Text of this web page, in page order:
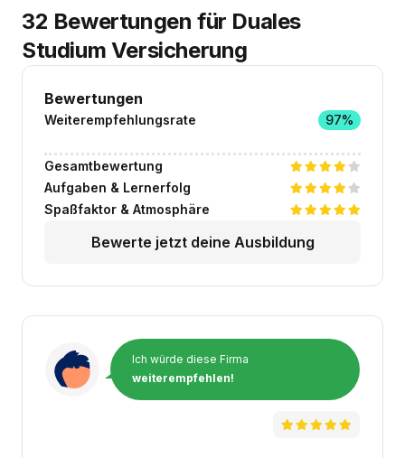
Bewertungen
Weiterempfehlungsrate 97%
Gesamtbewertung
Aufgaben & Lernerfolg
Spaßfaktor & Atmosphäre
Bewerte jetzt deine Ausbildung
32 Bewertungen für Duales
Studium Versicherung
Ich würde diese Firma
weiterempfehlen!